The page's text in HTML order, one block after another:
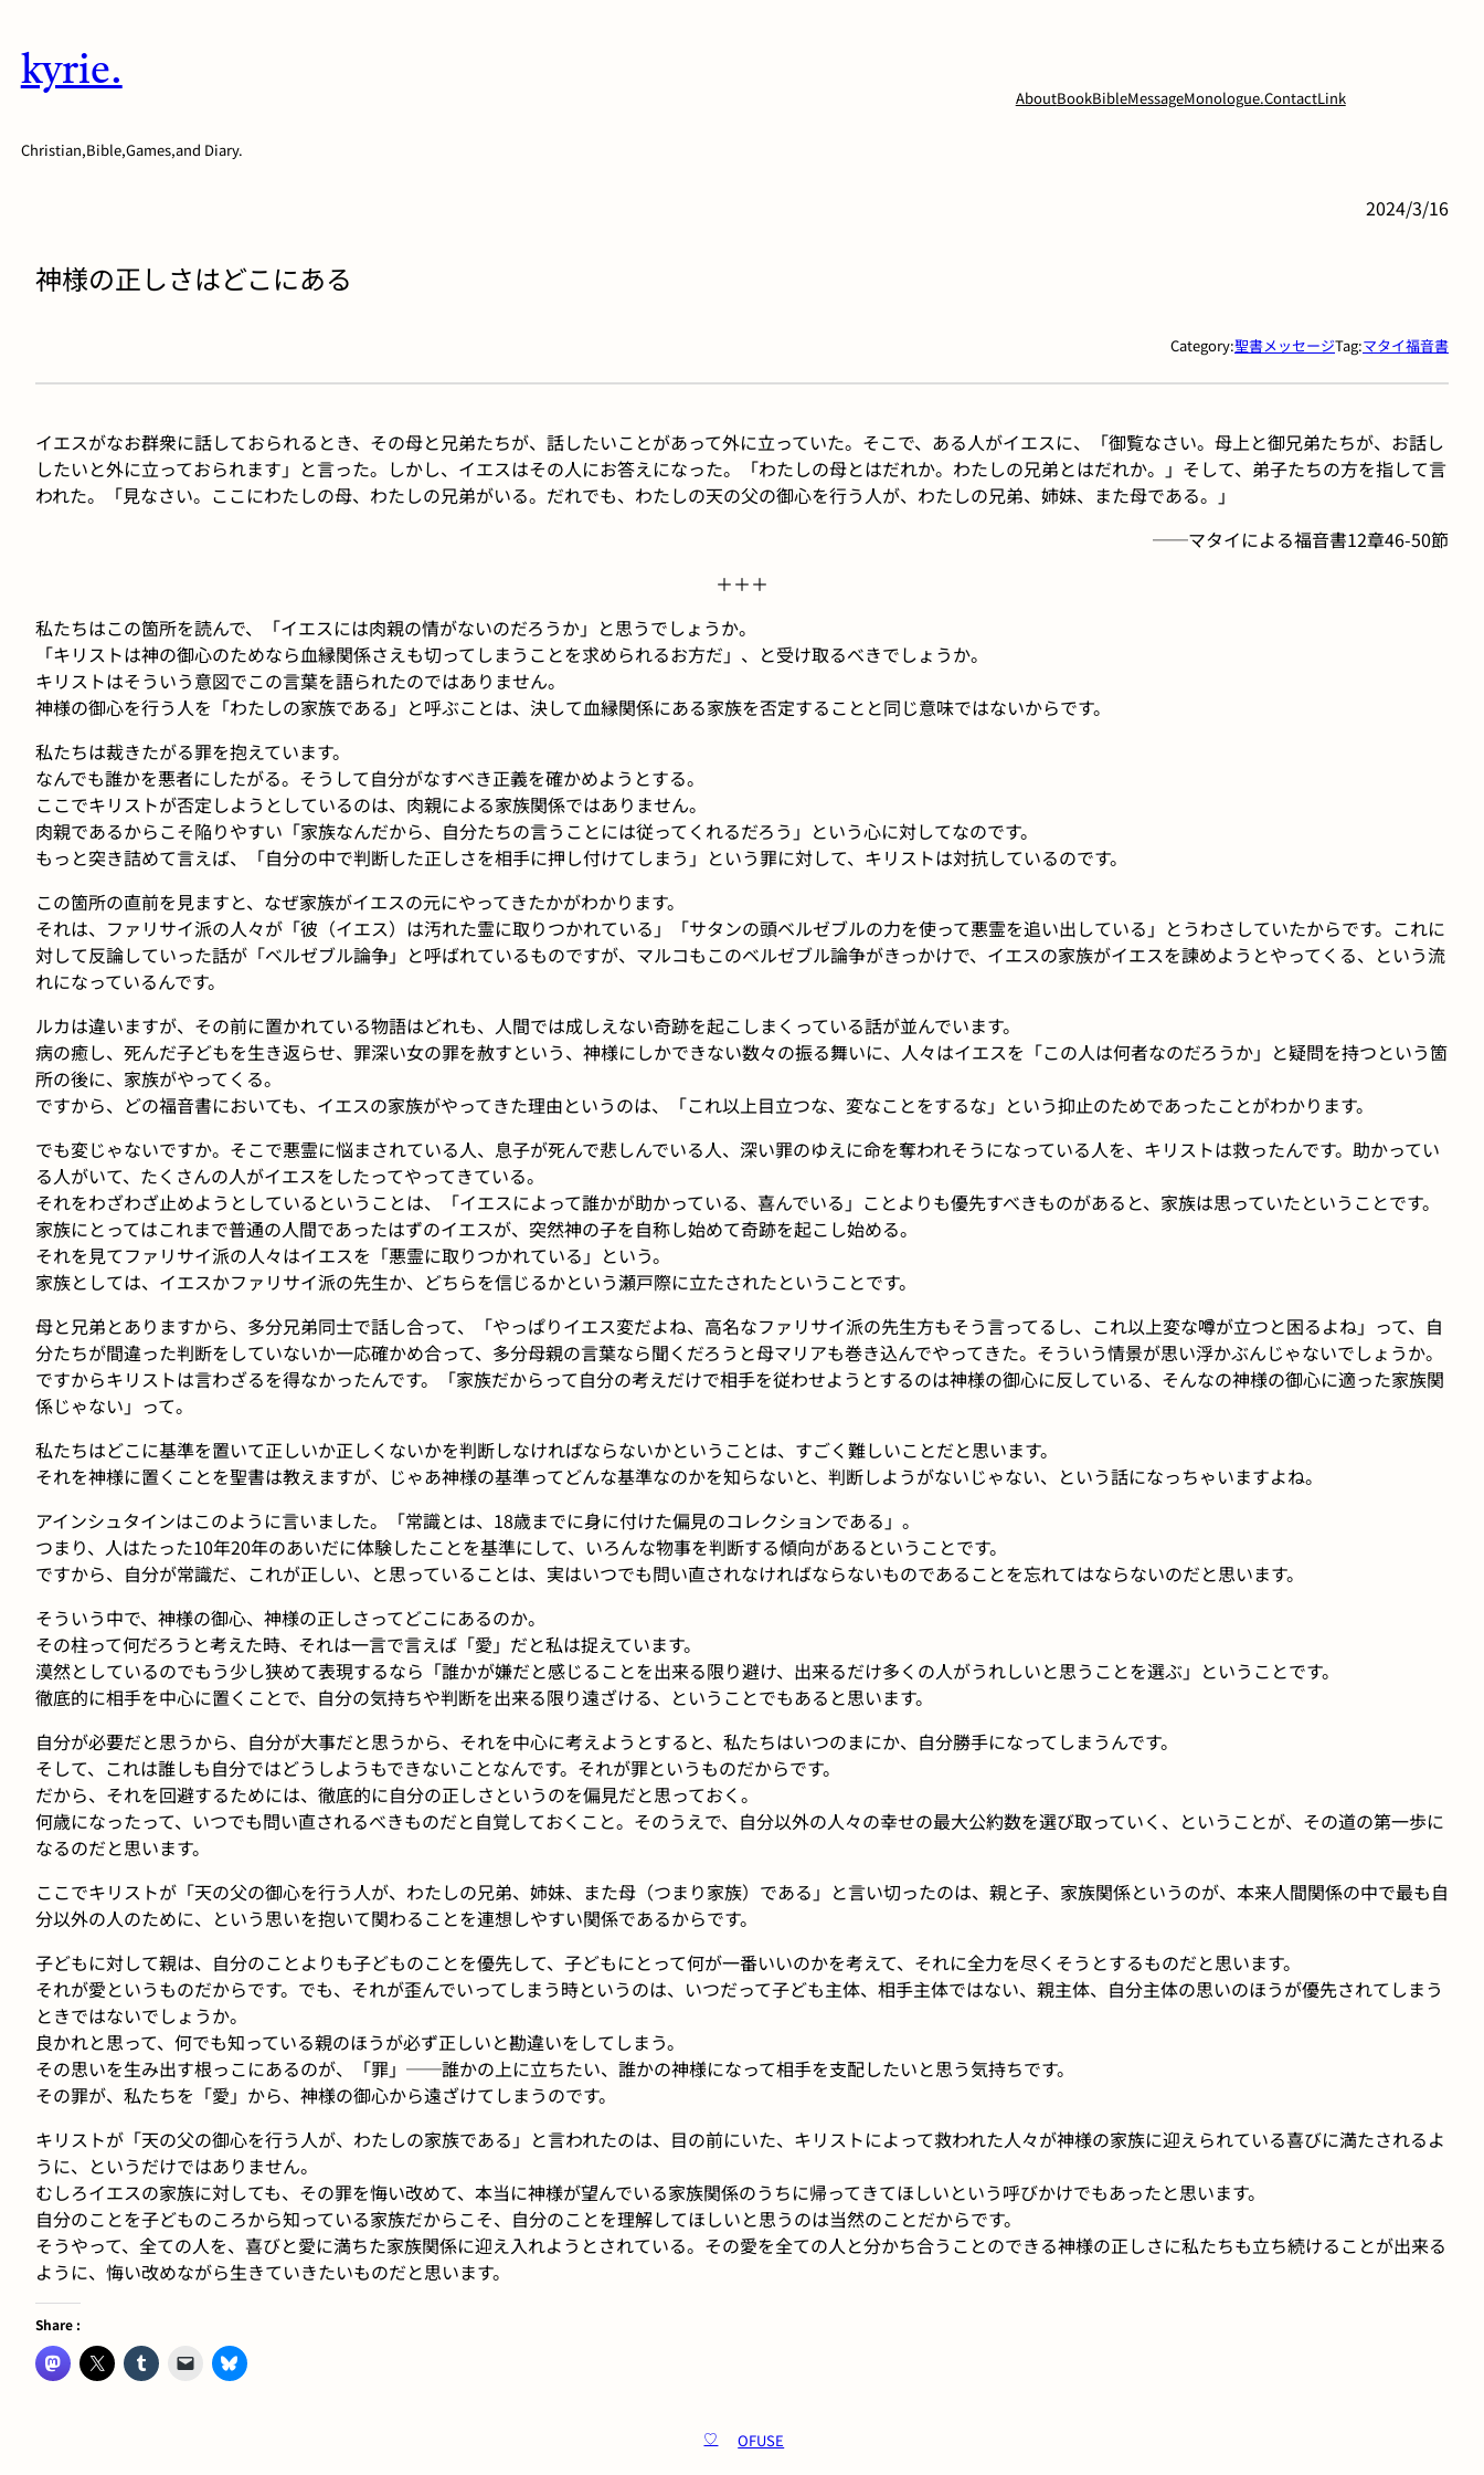
容
を
ッ
kyrie.
Christian,Bible,Games,and Diary.
AboutBookBibleMessageMonologue.ContactLink
2024/3/16
神様の正しさはどこにある
Category:聖書メッセージTag:マタイ福音書
イエスがなお群衆に話しておられるとき、その母と兄弟たちが、話したいことがあって外に立っていた。そこで、ある人がイエスに、「御覧なさい。母上と御兄弟たちが、お話し
したいと外に立っておられます」と言った。しかし、イエスはその人にお答えになった。「わたしの母とはだれか。わたしの兄弟とはだれか。」そして、弟子たちの方を指して言
われた。「見なさい。ここにわたしの母、わたしの兄弟がいる。だれでも、わたしの天の父の御心を行う人が、わたしの兄弟、姉妹、また母である。」
──マタイによる福音書12章46-50節
＋＋＋
私たちはこの箇所を読んで、「イエスには肉親の情がないのだろうか」と思うでしょうか。
「キリストは神の御心のためなら血縁関係さえも切ってしまうことを求められるお方だ」、と受け取るべきでしょうか。
キリストはそういう意図でこの言葉を語られたのではありません。
神様の御心を行う人を「わたしの家族である」と呼ぶことは、決して血縁関係にある家族を否定することと同じ意味ではないからです。
私たちは裁きたがる罪を抱えています。
なんでも誰かを悪者にしたがる。そうして自分がなすべき正義を確かめようとする。
ここでキリストが否定しようとしているのは、肉親による家族関係ではありません。
肉親であるからこそ陥りやすい「家族なんだから、自分たちの言うことには従ってくれるだろう」という心に対してなのです。
もっと突き詰めて言えば、「自分の中で判断した正しさを相手に押し付けてしまう」という罪に対して、キリストは対抗しているのです。
この箇所の直前を見ますと、なぜ家族がイエスの元にやってきたかがわかります。
それは、ファリサイ派の人々が「彼（イエス）は汚れた霊に取りつかれている」「サタンの頭ベルゼブルの力を使って悪霊を追い出している」とうわさしていたからです。これに
対して反論していった話が「ベルゼブル論争」と呼ばれているものですが、マルコもこのベルゼブル論争がきっかけで、イエスの家族がイエスを諫めようとやってくる、という流
れになっているんです。
ルカは違いますが、その前に置かれている物語はどれも、人間では成しえない奇跡を起こしまくっている話が並んでいます。
病の癒し、死んだ子どもを生き返らせ、罪深い女の罪を赦すという、神様にしかできない数々の振る舞いに、人々はイエスを「この人は何者なのだろうか」と疑問を持つという箇
所の後に、家族がやってくる。
ですから、どの福音書においても、イエスの家族がやってきた理由というのは、「これ以上目立つな、変なことをするな」という抑止のためであったことがわかります。
でも変じゃないですか。そこで悪霊に悩まされている人、息子が死んで悲しんでいる人、深い罪のゆえに命を奪われそうになっている人を、キリストは救ったんです。助かってい
る人がいて、たくさんの人がイエスをしたってやってきている。
それをわざわざ止めようとしているということは、「イエスによって誰かが助かっている、喜んでいる」ことよりも優先すべきものがあると、家族は思っていたということです。
家族にとってはこれまで普通の人間であったはずのイエスが、突然神の子を自称し始めて奇跡を起こし始める。
それを見てファリサイ派の人々はイエスを「悪霊に取りつかれている」という。
家族としては、イエスかファリサイ派の先生か、どちらを信じるかという瀬戸際に立たされたということです。
母と兄弟とありますから、多分兄弟同士で話し合って、「やっぱりイエス変だよね、高名なファリサイ派の先生方もそう言ってるし、これ以上変な噂が立つと困るよね」って、自
分たちが間違った判断をしていないか一応確かめ合って、多分母親の言葉なら聞くだろうと母マリアも巻き込んでやってきた。そういう情景が思い浮かぶんじゃないでしょうか。
ですからキリストは言わざるを得なかったんです。「家族だからって自分の考えだけで相手を従わせようとするのは神様の御心に反している、そんなの神様の御心に適った家族関
係じゃない」って。
私たちはどこに基準を置いて正しいか正しくないかを判断しなければならないかということは、すごく難しいことだと思います。
それを神様に置くことを聖書は教えますが、じゃあ神様の基準ってどんな基準なのかを知らないと、判断しようがないじゃない、という話になっちゃいますよね。
アインシュタインはこのように言いました。「常識とは、18歳までに身に付けた偏見のコレクションである」。
つまり、人はたった10年20年のあいだに体験したことを基準にして、いろんな物事を判断する傾向があるということです。
ですから、自分が常識だ、これが正しい、と思っていることは、実はいつでも問い直されなければならないものであることを忘れてはならないのだと思います。
そういう中で、神様の御心、神様の正しさってどこにあるのか。
その柱って何だろうと考えた時、それは一言で言えば「愛」だと私は捉えています。
漠然としているのでもう少し狭めて表現するなら「誰かが嫌だと感じることを出来る限り避け、出来るだけ多くの人がうれしいと思うことを選ぶ」ということです。
徹底的に相手を中心に置くことで、自分の気持ちや判断を出来る限り遠ざける、ということでもあると思います。
自分が必要だと思うから、自分が大事だと思うから、それを中心に考えようとすると、私たちはいつのまにか、自分勝手になってしまうんです。
そして、これは誰しも自分ではどうしようもできないことなんです。それが罪というものだからです。
だから、それを回避するためには、徹底的に自分の正しさというのを偏見だと思っておく。
何歳になったって、いつでも問い直されるべきものだと自覚しておくこと。そのうえで、自分以外の人々の幸せの最大公約数を選び取っていく、ということが、その道の第一歩に
なるのだと思います。
ここでキリストが「天の父の御心を行う人が、わたしの兄弟、姉妹、また母（つまり家族）である」と言い切ったのは、親と子、家族関係というのが、本来人間関係の中で最も自
分以外の人のために、という思いを抱いて関わることを連想しやすい関係であるからです。
子どもに対して親は、自分のことよりも子どものことを優先して、子どもにとって何が一番いいのかを考えて、それに全力を尽くそうとするものだと思います。
それが愛というものだからです。でも、それが歪んでいってしまう時というのは、いつだって子ども主体、相手主体ではない、親主体、自分主体の思いのほうが優先されてしまう
ときではないでしょうか。
良かれと思って、何でも知っている親のほうが必ず正しいと勘違いをしてしまう。
その思いを生み出す根っこにあるのが、「罪」──誰かの上に立ちたい、誰かの神様になって相手を支配したいと思う気持ちです。
その罪が、私たちを「愛」から、神様の御心から遠ざけてしまうのです。
キリストが「天の父の御心を行う人が、わたしの家族である」と言われたのは、目の前にいた、キリストによって救われた人々が神様の家族に迎えられている喜びに満たされるよ
うに、というだけではありません。
むしろイエスの家族に対しても、その罪を悔い改めて、本当に神様が望んでいる家族関係のうちに帰ってきてほしいという呼びかけでもあったと思います。
自分のことを子どものころから知っている家族だからこそ、自分のことを理解してほしいと思うのは当然のことだからです。
そうやって、全ての人を、喜びと愛に満ちた家族関係に迎え入れようとされている。その愛を全ての人と分かち合うことのできる神様の正しさに私たちも立ち続けることが出来る
ように、悔い改めながら生きていきたいものだと思います。
Share :
♡ OFUSE